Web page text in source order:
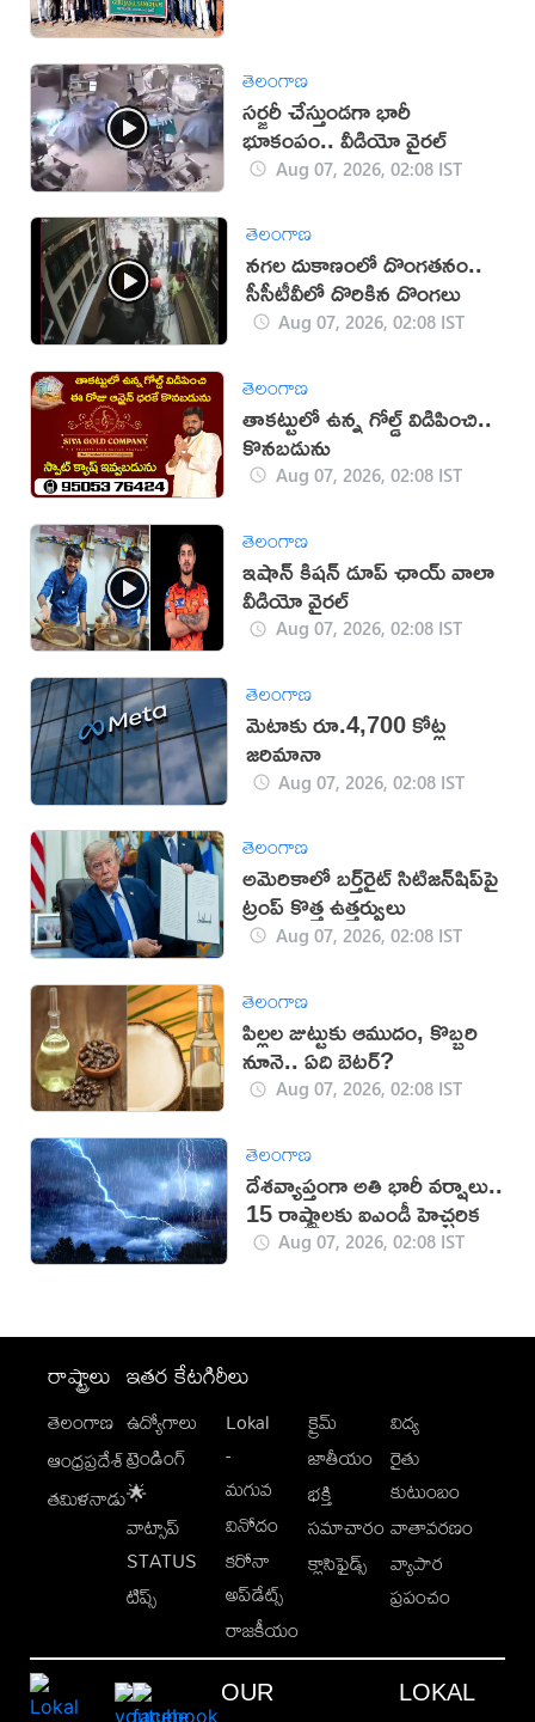
తెలంగాణ
సర్జరీ చేస్తుండగా భారీ
భూకంపం.. వీడియో వైరల్
Aug 07, 2026, 02:08 IST
తెలంగాణ
నగల దుకాణంలో దొంగతనం..
సీసీటీవీలో దొరికిన దొంగలు
Aug 07, 2026, 02:08 IST
తెలంగాణ
తాకట్టులో ఉన్న గోల్డ్ విడిపించి..
కొనబడును
Aug 07, 2026, 02:08 IST
తెలంగాణ
ఇషాన్ కిషన్ డూప్ ఛాయ్ వాలా
వీడియో వైరల్
Aug 07, 2026, 02:08 IST
తెలంగాణ
మెటాకు రూ.4,700 కోట్ల
జరిమానా
Aug 07, 2026, 02:08 IST
తెలంగాణ
అమెరికాలో బర్త్‌రైట్ సిటిజన్‌షిప్‌పై
ట్రంప్ కొత్త ఉత్తర్వులు
Aug 07, 2026, 02:08 IST
తెలంగాణ
పిల్లల జుట్టుకు ఆముదం, కొబ్బరి
నూనె.. ఏది బెటర్?
Aug 07, 2026, 02:08 IST
తెలంగాణ
దేశవ్యాప్తంగా అతి భారీ వర్షాలు..
15 రాష్ట్రాలకు ఐఎండీ హెచ్చరిక
Aug 07, 2026, 02:08 IST
రాష్ట్రాలు
తెలంగాణ
ఆంధ్రప్రదేశ్
తమిళనాడు
ఇతర కేటగిరీలు
ఉద్యోగాలు
ట్రెండింగ్
🌟
వాట్సాప్
STATUS
టిప్స్
Lokal
-
మగువ
వినోదం
కరోనా
అప్‌డేట్స్
రాజకీయం
క్రైమ్
జాతీయం
భక్తి
సమాచారం
క్లాసిఫైడ్స్
విద్య
రైతు
కుటుంబం
వాతావరణం
వ్యాపార
ప్రపంచం
OUR
LOKAL